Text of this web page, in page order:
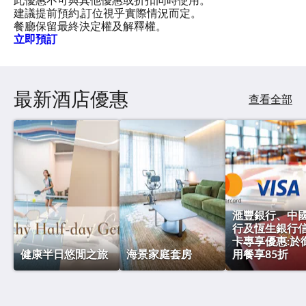
建議提前預約,訂位視乎實際情況而定。
餐廳保留最終決定權及解釋權。
立即預訂
最新酒店優惠 查看全部
健康半日悠閒之旅 海景家庭套房
滙豐銀行、中
行及恆生銀行
卡專享優惠:於
用餐享85折